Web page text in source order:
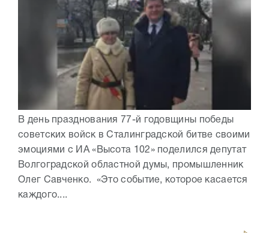
В день празднования 77-й годовщины победы
советских войск в Сталинградской битве своими
эмоциями с ИА «Высота 102» поделился депутат
Волгоградской областной думы, промышленник
Олег Савченко. «Это событие, которое касается
каждого....